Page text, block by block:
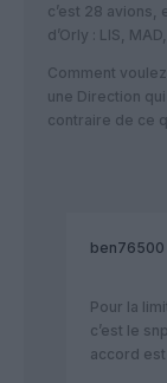
c’est 28 avions,
d’Orly : LIS,
Comment
une Direction
contraire de ce
ben76500
Pour la
c’est le
accord